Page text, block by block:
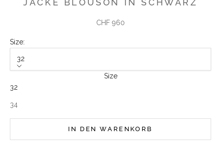
JACKE BLOUSON IN SCHWARZ
Angebot
CHF 960
Size:
32
Size
32
34
IN DEN WARENKORB